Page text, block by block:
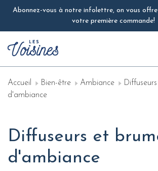
Abonnez-vous à notre infolettre, on vous offre
votre première commande!
Accueil Bien-être Ambiance
d'ambiance
Diffuseurs et
d'ambiance